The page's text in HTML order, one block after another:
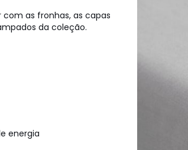
as fronhas, as capas
da coleção.
energia